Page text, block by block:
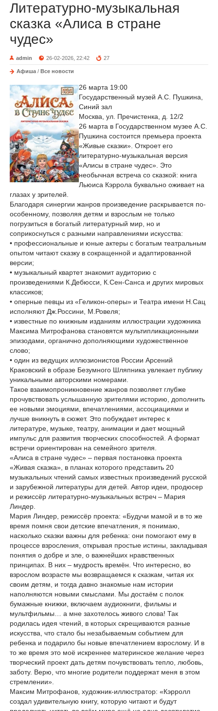
Литературно-музыкальная
сказка «Алиса в стране
чудес»
admin 26-02-2026, 22:42 27
Афиша / Все новости
26 марта 19:00
Государственный музей А.С. Пушкина,
Синий зал
Москва, ул. Пречистенка, д. 12/2
26 марта в Государственном музее А.С.
Пушкина состоится премьера проекта
«Живые сказки». Откроет его
литературно-музыкальная версия
«Алисы в стране чудес». Это
необычная встреча со сказкой: книга
Льюиса Кэррола буквально оживает на
глазах у зрителей.
Благодаря синергии жанров произведение раскрывается по-
особенному, позволяя детям и взрослым не только
погрузиться в богатый литературный мир, но и
соприкоснуться с разными направлениями искусства:
• профессиональные и юные актеры с богатым театральным
опытом читают сказку в сокращенной и адаптированной
версии;
• музыкальный квартет знакомит аудиторию с
произведениями К.Дебюсси, К.Сен-Санса и других мировых
классиков;
• оперные певцы из «Геликон-оперы» и Театра имени Н.Сац
исполняют Дж.Россини, М.Ровеля;
• известные по книжным изданиям иллюстрации художника
Максима Митрофанова становятся мультипликационными
эпизодами, органично дополняющими художественное
слово;
• один из ведущих иллюзионистов России Арсений
Краковский в образе Безумного Шляпника увлекает публику
уникальными авторскими номерами.
Такое взаимопроникновение жанров позволяет глубже
прочувствовать услышанную зрителями историю, дополнить
ее новыми эмоциями, впечатлениями, ассоциациями и
лучше вникнуть в сюжет. Это побуждает интерес к
литературе, музыке, театру, анимации и дает мощный
импульс для развития творческих способностей. А формат
встречи ориентирован на семейного зрителя.
«Алиса в стране чудес» – первая постановка проекта
«Живая сказка», в планах которого представить 20
музыкальных чтений самых известных произведений русской
и зарубежной литературы для детей. Автор идеи, продюсер
и режиссёр литературно-музыкальных встреч – Мария
Линдер.
Мария Линдер, режиссёр проекта: «Будучи мамой и в то же
время помня свои детские впечатления, я понимаю,
насколько сказки важны для ребенка: они помогают ему в
процессе взросления, открывая простые истины, закладывая
понятия о добре и зле, о важнейших нравственных
принципах. В них – мудрость времён. Что интересно, во
взрослом возрасте мы возвращаемся к сказкам, читая их
своим детям, и тогда давно знакомые нам истории
наполняются новыми смыслами. Мы достаём с полок
бумажные книжки, включаем аудиокниги, фильмы и
мультфильмы… а мне захотелось живого слова! Так
родилась идея чтений, в которых скрещиваются разные
искусства, что стало бы незабываемым событием для
ребенка и подарило бы новые впечатлением взрослому. И в
то же время это моё искреннее материнское желание через
творческий проект дать детям почувствовать тепло, любовь,
заботу. Верю, что многие родители поддержат меня в этом
стремлении».
Максим Митрофанов, художник-иллюстратор: «Кэрролл
создал удивительную книгу, которую читают и будут